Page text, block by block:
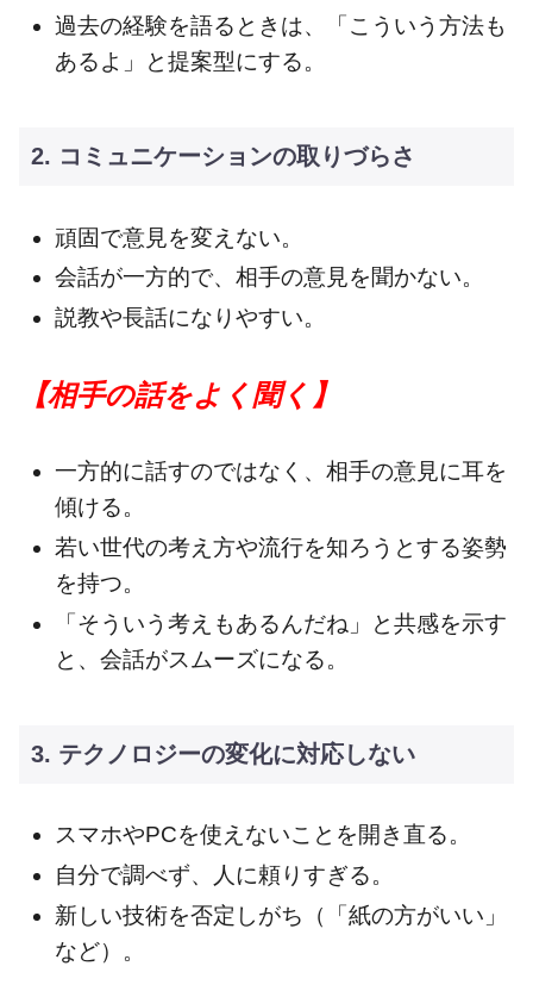
過去の経験を語るときは、「こういう方法も
あるよ」と提案型にする。
2. コミュニケーションの取りづらさ
頑固で意見を変えない。
会話が一方的で、相手の意見を聞かない。
説教や長話になりやすい。
【相手の話をよく聞く】
一方的に話すのではなく、相手の意見に耳を
傾ける。
若い世代の考え方や流行を知ろうとする姿勢
を持つ。
「そういう考えもあるんだね」と共感を示す
と、会話がスムーズになる。
3. テクノロジーの変化に対応しない
スマホやPCを使えないことを開き直る。
自分で調べず、人に頼りすぎる。
新しい技術を否定しがち（「紙の方がいい」
など）。